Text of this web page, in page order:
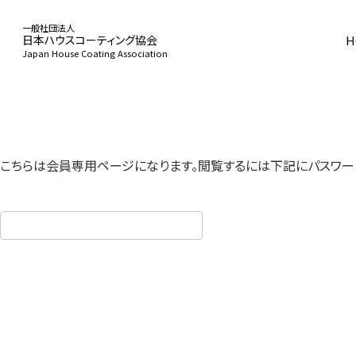
一般社団法人
日本ハウスコーティング協会
Japan House Coating Association
協会概要
こちらは会員専用ページになります。閲覧するには下記にパスワー